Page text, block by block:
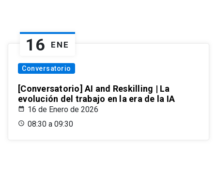
16 ENE
Conversatorio
[Conversatorio] AI and Reskilling | La
evolución del trabajo en la era de la IA
16 de Enero de 2026
08:30 a 09:30